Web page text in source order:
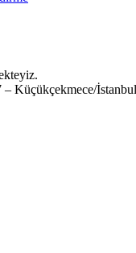
Küçükçekmece/İstanbul